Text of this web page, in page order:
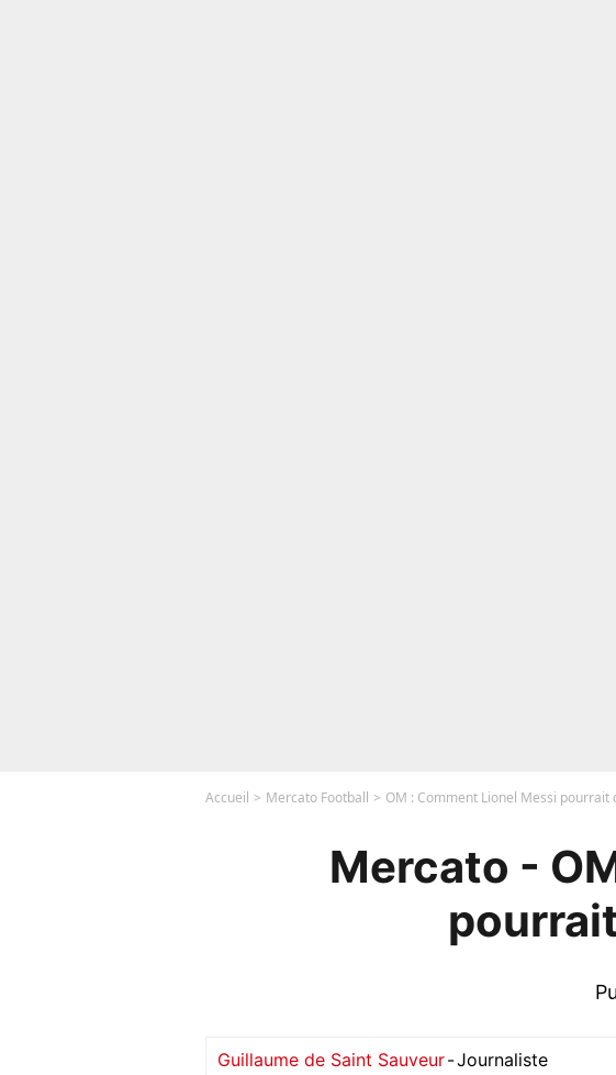
Accueil Mercato Football OM : Comment Lionel Messi pourrait
Mercato -
Guillaume de Saint Sauveur-Journaliste